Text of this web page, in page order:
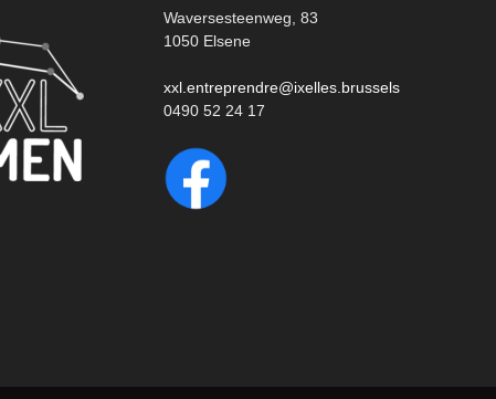
Waversesteenweg, 83
1050 Elsene
xxl.entreprendre@ixelles.brussels
0490 52 24 17